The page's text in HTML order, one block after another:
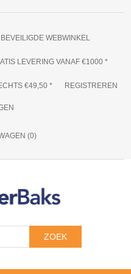
BEVEILIGDE WEBWINKEL
LEVERING VANAF €1000 *
€49,50 * REGISTREREN
(0)
ZOEK